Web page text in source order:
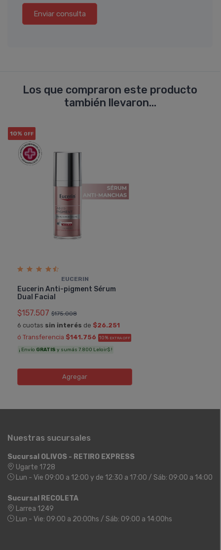
Enviar consulta
Los que compraron este producto
también llevaron...
10% OFF
EUCERIN
Eucerin Anti-pigment Sérum
Dual Facial
$157.507 $175.008
6 cuotas sin interés de $26.251
ó Transferencia $141.756 10% EXTRA OFF
¡ Envío GRATIS y sumás 7.800 Leloir$ !
Agregar
Nuestras sucursales
Sucursal OLIVOS - RETIRO EXPRESS
Ugarte 1728
Lun - Vie 09:00 a 12:00 y de 12:30 a 17:00 / Sáb: 09:00 a 14:00
Sucursal RECOLETA
Larrea 1249
Lun - Vie: 09:00 a 20:00hs / Sáb: 09:00 a 14:00hs